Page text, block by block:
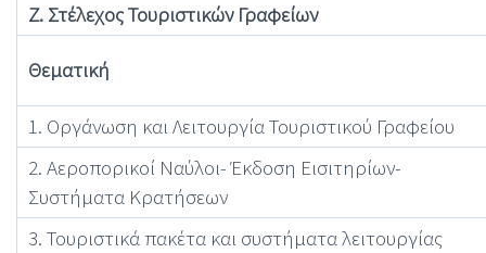
Ζ. Στέλεχος Τουριστικών Γραφείων
Θεματική
1. Οργάνωση και Λειτουργία Τουριστικού Γραφείου
2. Αεροπορικοί Ναύλοι- Έκδοση Εισιτηρίων-
Συστήματα Κρατήσεων
3. Τουριστικά πακέτα και συστήματα λειτουργίας